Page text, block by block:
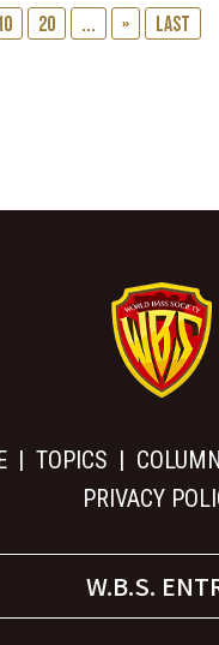
20 ... » Last
TOPICS
PRIVACY
W.B.S.